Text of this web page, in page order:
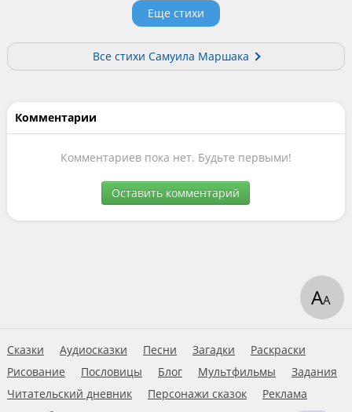
Еще стихи
Все стихи Самуила Маршака
Комментарии
Комментариев пока нет. Будьте первыми!
Оставить комментарий
Сказки Аудиосказки Песни Загадки
Раскраски
Рисование
Пословицы Блог Мультфильмы
Задания
Читательский дневник
Персонажи сказок
Реклама
АА